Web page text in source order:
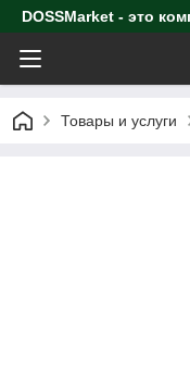
DOSSMarket - это
Товары и услуги